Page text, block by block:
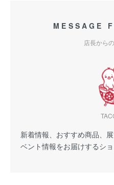
MESSAGE
店長から
新着情報、おすすめ商品、
ベント情報をお届けするショ